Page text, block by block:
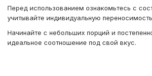
Перед использованием ознакомьтесь с
учитывайте индивидуальную
Начинайте с небольших порций и
идеальное соотношение под свой вкус.